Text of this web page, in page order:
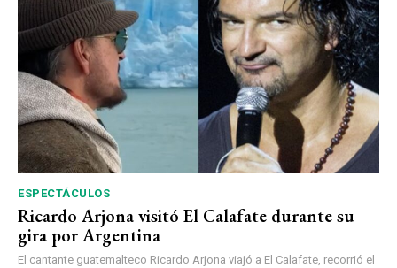
ESPECTÁCULOS
Ricardo Arjona visitó El Calafate durante su
gira por Argentina
El cantante guatemalteco Ricardo Arjona viajó a El Calafate, recorrió el